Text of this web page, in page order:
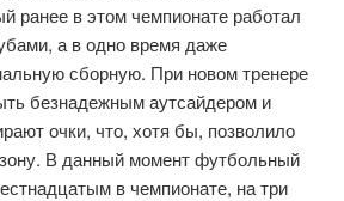
ранее в этом чемпионате работал
а в одно время даже
сборную. При новом тренере
безнадежным аутсайдером и
очки, что, хотя бы, позволило
В данный момент футбольный
в чемпионате, на три